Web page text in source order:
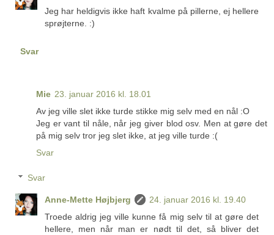
Jeg har heldigvis ikke haft kvalme på pillerne, ej hellere
sprøjterne. :)
Svar
Mie 23. januar 2016 kl. 18.01
Av jeg ville slet ikke turde stikke mig selv med en nål :O
Jeg er vant til nåle, når jeg giver blod osv. Men at gøre det
på mig selv tror jeg slet ikke, at jeg ville turde :(
Svar
Svar
Anne-Mette Højbjerg
24. januar 2016 kl. 19.40
Troede aldrig jeg ville kunne få mig selv til at gøre det
hellere, men når man er nødt til det, så bliver det